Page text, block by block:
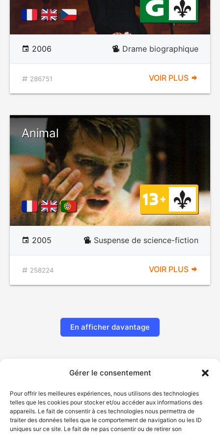
Gérer le consentement
Pour offrir les meilleures expériences, nous utilisons des technologies
telles que les cookies pour stocker et/ou accéder aux informations des
appareils. Le fait de consentir à ces technologies nous permettra de
traiter des données telles que le comportement de navigation ou les ID
uniques sur ce site. Le fait de ne pas consentir ou de retirer son
2006 Drame biographique
286751 VOIR PLUS
Animal
2005 Suspense de science-fiction
258224 VOIR PLUS
En afficher davantage
© Gouvernement du Québec, 2026